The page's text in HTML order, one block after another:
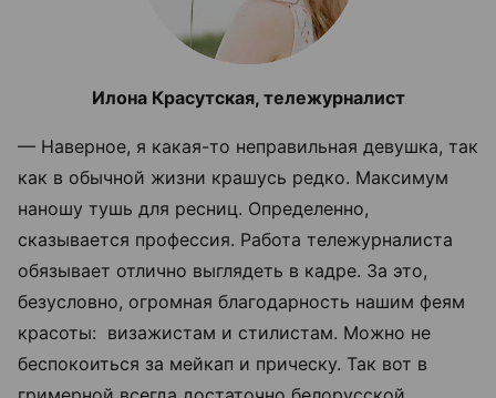
Илона Красутская, тележурналист
— Наверное, я какая-то неправильная девушка, так
как в обычной жизни крашусь редко. Максимум
наношу тушь для ресниц. Определенно,
сказывается профессия. Работа тележурналиста
обязывает отлично выглядеть в кадре. За это,
безусловно, огромная благодарность нашим феям
красоты: визажистам и стилистам. Можно не
беспокоиться за мейкап и прическу. Так вот в